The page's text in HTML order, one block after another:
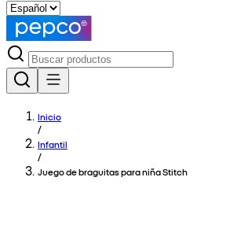
Inicio
/
Infantil
/
Juego de braguitas para niña Stitch